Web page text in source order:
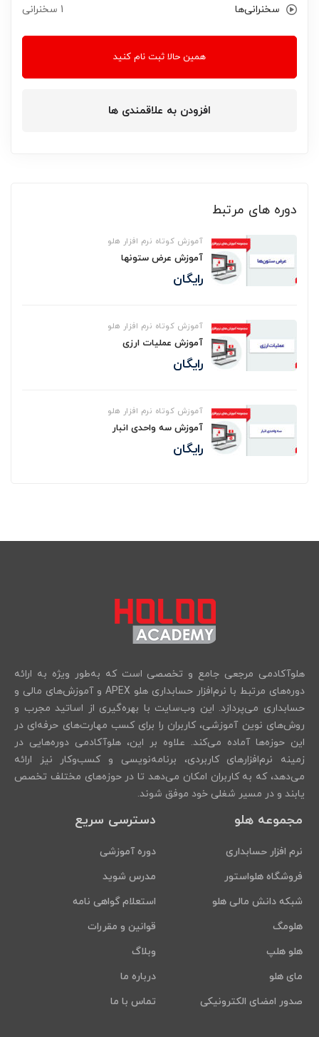
سخنرانی‌ها 1 سخنرانی‌
همین حالا ثبت نام کنید
افزودن به علاقمندی ها
دوره های مرتبط
آموزش کوتاه نرم افزار هلو
آموزش عرض ستونها
رایگان
آموزش کوتاه نرم افزار هلو
آموزش عملیات ارزی
رایگان
آموزش کوتاه نرم افزار هلو
آموزش سه واحدی انبار
رایگان
هلوآکادمی مرجعی جامع و تخصصی است که به‌طور ویژه به ارائه
دوره‌های مرتبط با نرم‌افزار حسابداری هلو APEX و آموزش‌های مالی و
حسابداری می‌پردازد. این وب‌سایت با بهره‌گیری از اساتید مجرب و
روش‌های نوین آموزشی، کاربران را برای کسب مهارت‌های حرفه‌ای در
این حوزه‌ها آماده می‌کند. علاوه بر این، هلوآکادمی دوره‌هایی در
زمینه نرم‌افزارهای کاربردی، برنامه‌نویسی و کسب‌وکار نیز ارائه
می‌دهد، که به کاربران امکان می‌دهد تا در حوزه‌های مختلف تخصص
یابند و در مسیر شغلی خود موفق شوند.
مجموعه هلو
نرم افزار حسابداری
فروشگاه هلواستور
شبکه دانش مالی هلو
هلومگ
هلو هلپ
مای هلو
صدور امضای الکترونیکی
دسترسی سریع
دوره آموزشی
مدرس شوید
استعلام گواهی نامه
قوانین و مقررات
وبلاگ
درباره ما
تماس با ما